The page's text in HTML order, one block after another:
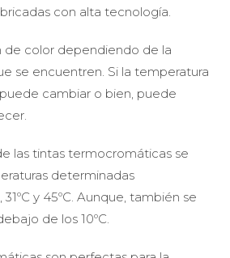
con alta tecnología.
de color dependiendo de la
se encuentren. Si la temperatura
cambiar o bien, puede
las tintas termocromáticas se
determinadas
31ºC y 45ºC. Aunque, también se
de los 10ºC.